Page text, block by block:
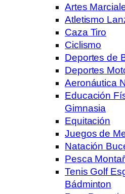
Artes
Atletismo
Caza Tiro
Ciclismo
Deportes de
Deportes
Aeronáutica
Educación
Gimnasia
Equitación
Juegos de
Natación
Pesca
Tenis Golf
Bádminton